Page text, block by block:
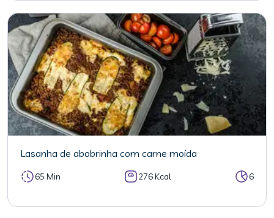
Lasanha de abobrinha com carne moída
65 Min 276 Kcal 6